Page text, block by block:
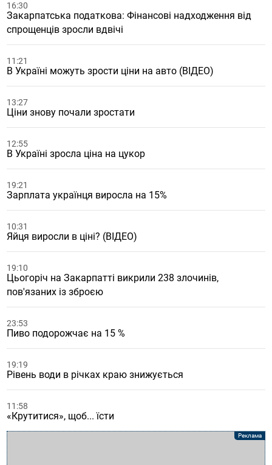
16:30
Закарпатська податкова: Фінансові надходження від
спрощенців зросли вдвічі
11:21
В Україні можуть зрости ціни на авто (ВІДЕО)
13:27
Ціни знову почали зростати
12:55
В Україні зросла ціна на цукор
19:21
Зарплата українця виросла на 15%
10:31
Яйця виросли в ціні? (ВІДЕО)
19:10
Цьогоріч на Закарпатті викрили 238 злочинів,
пов'язаних із зброєю
23:53
Пиво подорожчає на 15 %
19:19
Рівень води в річках краю знижується
11:58
«Крутитися», щоб... їсти